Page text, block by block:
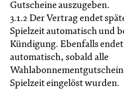
Gutscheine auszugeben.
3.1.2 Der Vertrag endet
Spielzeit automatisch und
Kündigung. Ebenfalls
automatisch, sobald alle
Spielzeit eingelöst wurden.